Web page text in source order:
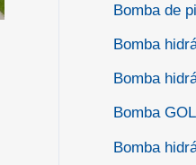
Bomba de
Bomba
Bomba
Bomba
Bomba